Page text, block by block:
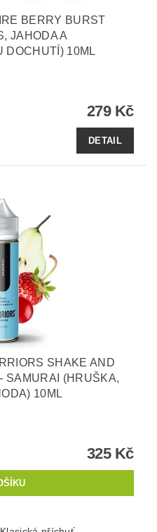
BERRY BURST
JAHODA A
DOCHUTÍ) 10ML
279 Kč
DETAIL
SHAKE AND
SAMURAI (HRUŠKA,
10ML
325 Kč